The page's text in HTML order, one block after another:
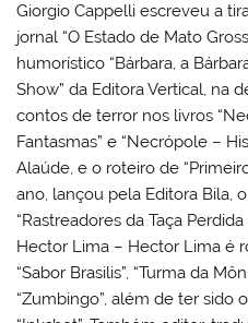
Giorgio Cappelli escreveu a
jornal “O Estado de Mato
humorístico “Bárbara, a
Show” da Editora Vertical, na
contos de terror nos livros
Fantasmas” e “Necrópole –
Alaúde, e o roteiro de
ano, lançou pela Editora Bila,
“Rastreadores da Taça
Hector Lima – Hector Lima é
“Sabor Brasilis”, “Turma da
“Zumbingo”, além de ter sido